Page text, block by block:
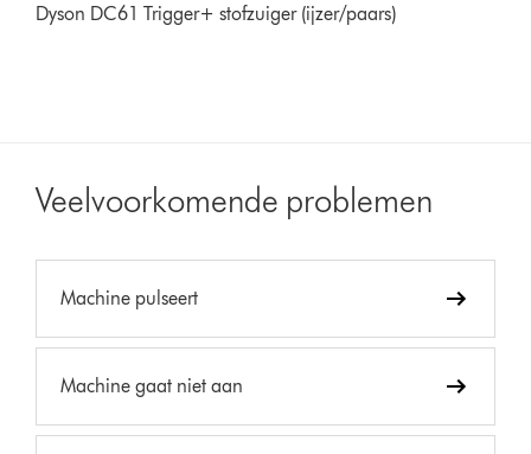
Dyson DC61 Trigger+ stofzuiger (ijzer/paars)
Veelvoorkomende problemen
Machine pulseert
Machine gaat niet aan